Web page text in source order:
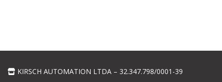
KIRSCH AUTOMATION LTDA – 32.347.798/0001-39